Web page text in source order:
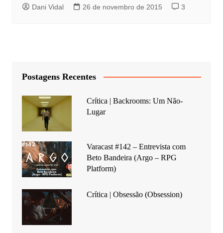
Dani Vidal 26 de novembro de 2015 3
Postagens Recentes
Crítica | Backrooms: Um Não-
Lugar
Varacast #142 – Entrevista com
Beto Bandeira (Argo – RPG
Platform)
Crítica | Obsessão (Obsession)